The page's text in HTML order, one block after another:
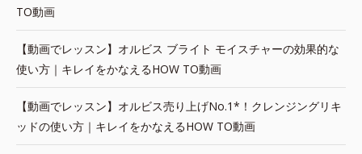
TO動画
【動画でレッスン】オルビス ブライト モイスチャーの効果的な
使い方｜キレイをかなえるHOW TO動画
【動画でレッスン】オルビス売り上げNo.1*！クレンジングリキ
ッドの使い方｜キレイをかなえるHOW TO動画